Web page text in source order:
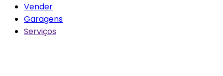
Vender
Garagens
Serviços